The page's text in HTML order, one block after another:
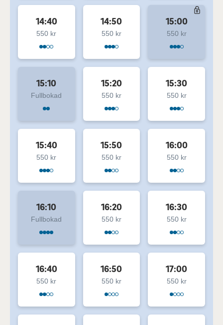
14:40
550 kr
14:50
550 kr
15:00
550 kr
15:10
Fullbokad
15:20
550 kr
15:30
550 kr
15:40
550 kr
15:50
550 kr
16:00
550 kr
16:10
Fullbokad
16:20
550 kr
16:30
550 kr
16:40
550 kr
16:50
550 kr
17:00
550 kr